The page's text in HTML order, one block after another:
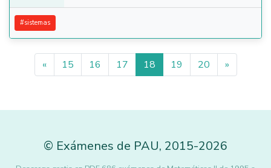
#sistemas
« 15 16 17 18 19 20 »
© Exámenes de PAU, 2015-2026